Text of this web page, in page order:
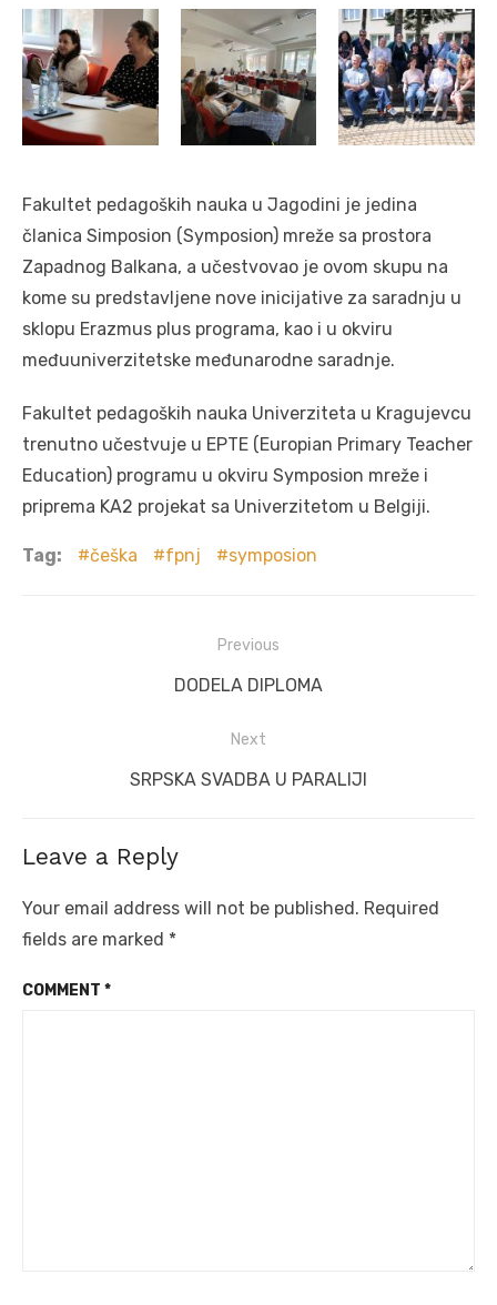
Fakultet pedagoških nauka u Jagodini je jedina
članica Simposion (Symposion) mreže sa prostora
Zapadnog Balkana, a učestvovao je ovom skupu na
kome su predstavljene nove inicijative za saradnju u
sklopu Erazmus plus programa, kao i u okviru
međuuniverzitetske međunarodne saradnje.
Fakultet pedagoških nauka Univerziteta u Kragujevcu
trenutno učestvuje u EPTE (Europian Primary Teacher
Education) programu u okviru Symposion mreže i
priprema KA2 projekat sa Univerzitetom u Belgiji.
Tag: češka fpnj symposion
Previous
Previous
DODELA DIPLOMA
Next
Next
SRPSKA SVADBA U PARALIJI
Leave a Reply
Your email address will not be published. Required
fields are marked *
COMMENT *